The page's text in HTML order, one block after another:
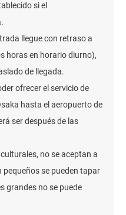
si el
llegue con retraso a
horas en horario diurno),
de llegada.
ofrecer el servicio de
hasta el aeropuerto de
ser después de las
no se aceptan a
pequeños se pueden tapar
grandes no se puede